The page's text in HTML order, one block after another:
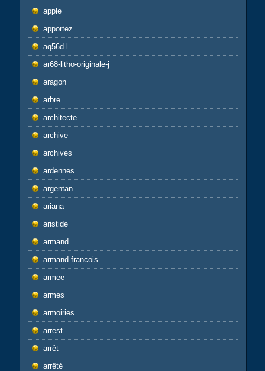
apple
apportez
aq56d-l
ar68-litho-originale-j
aragon
arbre
architecte
archive
archives
ardennes
argentan
ariana
aristide
armand
armand-francois
armee
armes
armoiries
arrest
arrêt
arrêté